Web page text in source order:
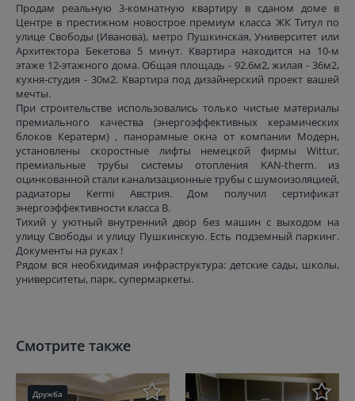
Продам реальную 3-комнатную квартиру в сданом доме в
Центре в престижном новострое премиум класса ЖК Титул по
улице Свободы (Иванова), метро Пушкинская, Университет или
Архитектора Бекетова 5 минут. Квартира находится на 10-м
этаже 12-этажного дома. Общая площадь - 92.6м2, жилая - 36м2,
кухня-студия - 30м2. Квартира под дизайнерский проект вашей
мечты.
При строительстве использовались только чистые материалы
премиального качества (энергоэффективных керамических
блоков Кератерм) , панорамные окна от компании Модерн,
установлены скоростные лифты немецкой фирмы Wittur,
премиальные трубы системы отопления KAN-therm. из
оцинкованной стали канализационные трубы с шумоизоляцией,
радиаторы Kermi Австрия. Дом получил сертификат
энергоэффективности класса В.
Тихий у уютный внутренний двор без машин с выходом на
улицу Свободы и улицу Пушкинскую. Есть подземный паркинг.
Документы на руках !
Рядом вся необхидимая инфраструктура: детские сады, школы,
университеты, парк, супермаркеты.
Смотрите также
Дружба